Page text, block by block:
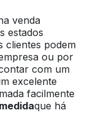
venda
estados
clientes podem
ou por
com um
excelente
facilmente
que há